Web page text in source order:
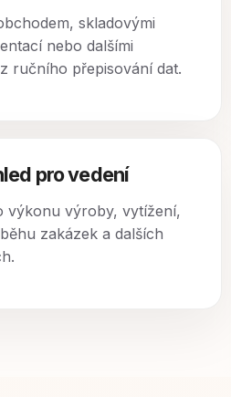
skladovými
nebo dalšími
ručního přepisování dat.
pro vedení
výkonu výroby, vytížení,
zakázek a dalších